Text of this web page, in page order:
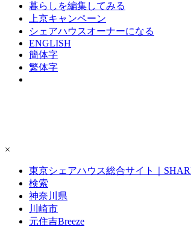
暮らしを編集してみる
上京キャンペーン
シェアハウスオーナーになる
ENGLISH
簡体字
繁体字
×
東京シェアハウス総合サイト｜
検索
神奈川県
川崎市
元住吉Breeze